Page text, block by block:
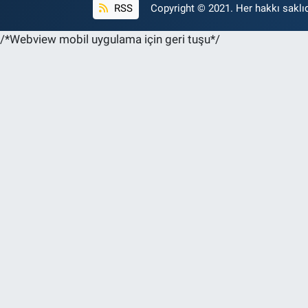
RSS Copyright © 2021. Her hakkı
/*Webview mobil uygulama için geri tuşu*/